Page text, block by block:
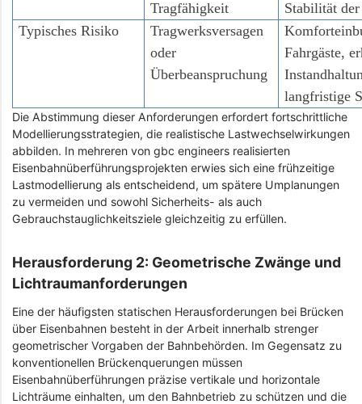
Tragfähigkeit
Stabilität
Typisches Risiko
Tragwerksversagen
oder
Überbeanspruchung
Fahrgäste,
langfristige
Die Abstimmung dieser Anforderungen erfordert fortschrittliche
Modellierungsstrategien, die realistische Lastwechselwirkungen
abbilden. In mehreren von gbc engineers realisierten
Eisenbahnüberführungsprojekten erwies sich eine frühzeitige
Lastmodellierung als entscheidend, um spätere Umplanungen
zu vermeiden und sowohl Sicherheits- als auch
Gebrauchstauglichkeitsziele gleichzeitig zu erfüllen.
Herausforderung 2: Geometrische Zwänge und
Lichtraumanforderungen
Eine der häufigsten statischen Herausforderungen bei Brücken
über Eisenbahnen besteht in der Arbeit innerhalb strenger
geometrischer Vorgaben der Bahnbehörden. Im Gegensatz zu
konventionellen Brückenquerungen müssen
Eisenbahnüberführungen präzise vertikale und horizontale
Lichträume einhalten, um den Bahnbetrieb zu schützen und die